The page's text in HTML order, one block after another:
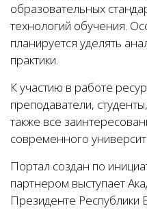
образовательных
технологий обучения.
планируется уделять
практики.
К участию в работе
преподаватели,
также все
современного
Портал создан по
партнером выступает
Президенте Республики